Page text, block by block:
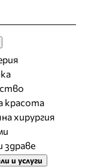
красота
хирургия
и услуги